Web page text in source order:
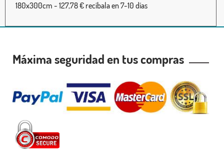
180x300cm - 127,78 € recíbala en 7-10 días
Máxima seguridad en tus compras